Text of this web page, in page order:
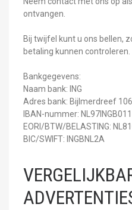
ontvangen.
Bij twijfel kunt u ons bellen,
betaling kunnen controleren.
Bankgegevens:
Naam bank: ING
Adres bank: Bijlmerdreef
IBAN-nummer:
EORI/BTW/BELASTING:
BIC/SWIFT: INGBNL2A